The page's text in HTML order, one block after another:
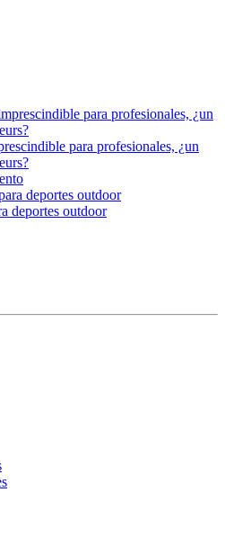
para profesionales, ¿un
deportes outdoor